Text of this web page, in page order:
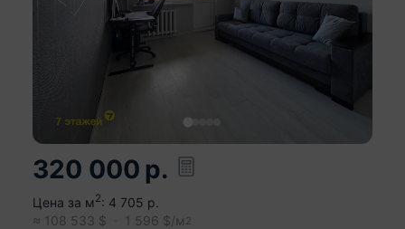
320 000 р.
Цена за м2: 4 705 р.
≈ 108 533 $ 1 596 $/м 2